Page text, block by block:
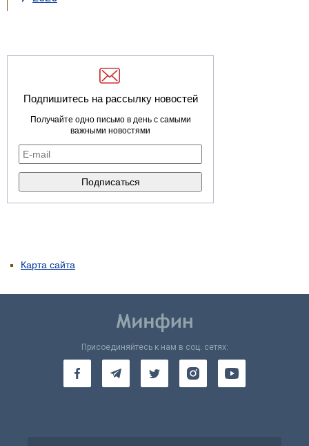
Подпишитесь на рассылку новостей
Получайте одно письмо в день с самыми
важными новостями
Карта сайта
Присоединяйтесь к нам в соц. сетях: